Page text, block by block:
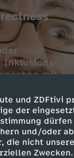
und ZDFtivi
der
und/oder
die nicht
Zwecken.
Inklusions-
mit